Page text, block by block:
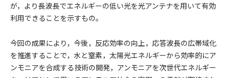
が，より長波長でエネルギーの低い光を光アンテナを用いて有効
利用できることを示すもの。
今回の成果により，今後，反応効率の向上，応答波長の広帯域化
を推進することで，水と窒素，太陽光エネルギーから効率的にア
ンモニアを合成する技術の開発，アンモニアを次世代エネルギー